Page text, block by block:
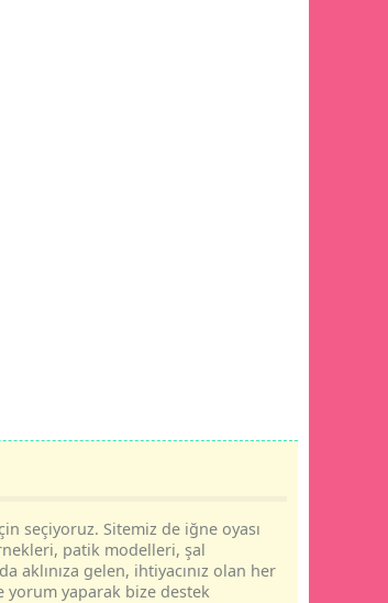
seçiyoruz. Sitemiz de iğne oyası
patik modelleri, şal
aklınıza gelen, ihtiyacınız olan her
yorum yaparak bize destek